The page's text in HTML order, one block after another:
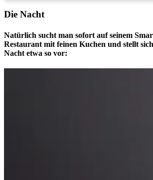
Die Nacht
Natürlich sucht man sofort auf seinem
Restaurant mit feinen Kuchen und stellt
Nacht etwa so vor: